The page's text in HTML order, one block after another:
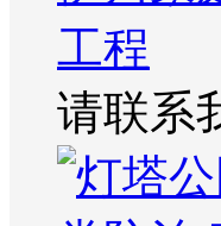
工程
请联系